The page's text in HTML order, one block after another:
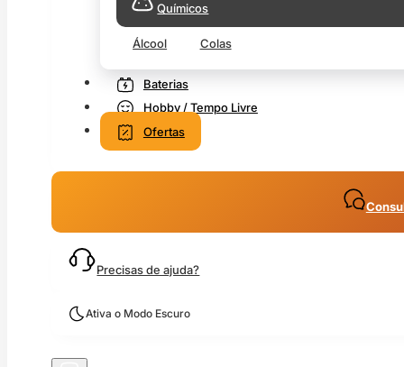
Químicos
Álcool Colas
Baterias
Hobby / Tempo Livre
Ofertas
Precisas de ajuda?
Ativa o Modo Escuro